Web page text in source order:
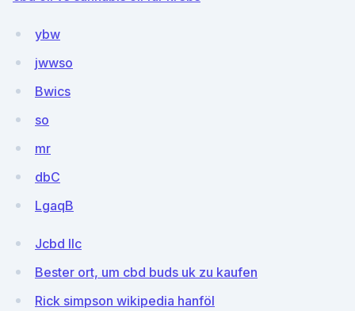
ybw
jwwso
Bwics
so
mr
dbC
LgaqB
Jcbd llc
Bester ort, um cbd buds uk zu kaufen
Rick simpson wikipedia hanföl